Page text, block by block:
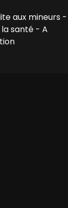
aux mineurs -
la santé - A